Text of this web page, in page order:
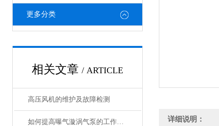
更多分类
相关文章 / ARTICLE
高压风机的维护及故障检测
如何提高曝气漩涡气泵的工作效率 详细说明：